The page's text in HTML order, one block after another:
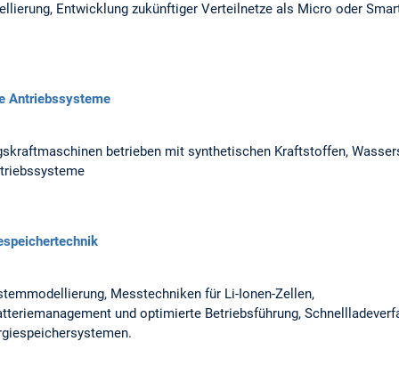
Entwicklung zukünftiger Verteilnetze als Micro oder
Antriebssysteme
betrieben mit synthetischen Kraftstoffen,
Messtechniken für Li-Ionen-Zellen,
und optimierte Betriebsführung,